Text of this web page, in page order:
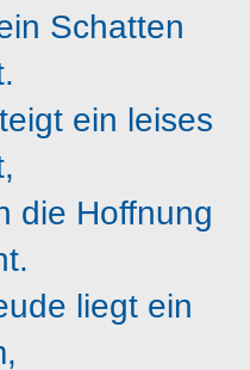
Schatten
ein leises
die Hoffnung
liegt ein